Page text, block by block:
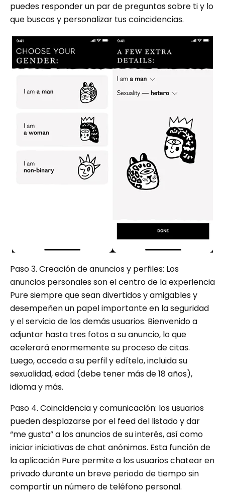
puedes responder un par de preguntas sobre ti y lo
que buscas y personalizar tus coincidencias.
Paso 3. Creación de anuncios y perfiles: Los
anuncios personales son el centro de la experiencia
Pure siempre que sean divertidos y amigables y
desempeñen un papel importante en la seguridad
y el servicio de los demás usuarios. Bienvenido a
adjuntar hasta tres fotos a su anuncio, lo que
acelerará enormemente su proceso de citas.
Luego, acceda a su perfil y edítelo, incluida su
sexualidad, edad (debe tener más de 18 años),
idioma y más.
Paso 4. Coincidencia y comunicación: los usuarios
pueden desplazarse por el feed del listado y dar
“me gusta” a los anuncios de su interés, así como
iniciar iniciativas de chat anónimas. Esta función de
la aplicación Pure permite a los usuarios chatear en
privado durante un breve periodo de tiempo sin
compartir un número de teléfono personal.